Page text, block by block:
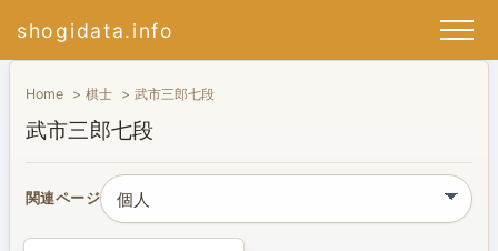
shogidata.info
Home 棋士 武市三郎七段
武市三郎七段
関連ページ